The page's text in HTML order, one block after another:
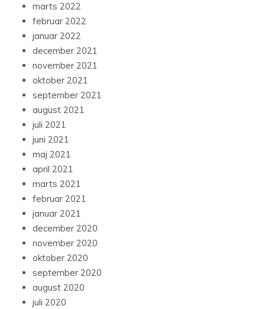
marts 2022
februar 2022
januar 2022
december 2021
november 2021
oktober 2021
september 2021
august 2021
juli 2021
juni 2021
maj 2021
april 2021
marts 2021
februar 2021
januar 2021
december 2020
november 2020
oktober 2020
september 2020
august 2020
juli 2020